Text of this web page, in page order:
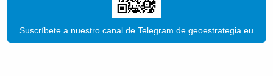
Suscríbete a nuestro canal de Telegram de geoestrategia.eu